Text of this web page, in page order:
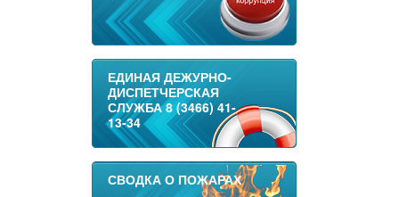
ЕДИНАЯ ДЕЖУРНО-
ДИСПЕТЧЕРСКАЯ
СЛУЖБА 8 (3466) 41-
13-34
СВОДКА О ПОЖАРАХ